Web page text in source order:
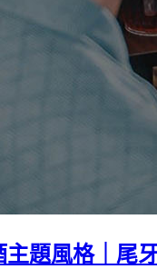
主題風格｜